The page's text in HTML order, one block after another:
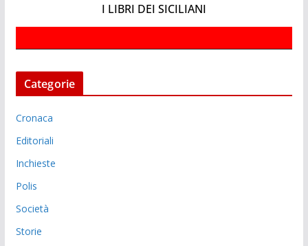
I LIBRI DEI SICILIANI
Categorie
Cronaca
Editoriali
Inchieste
Polis
Società
Storie